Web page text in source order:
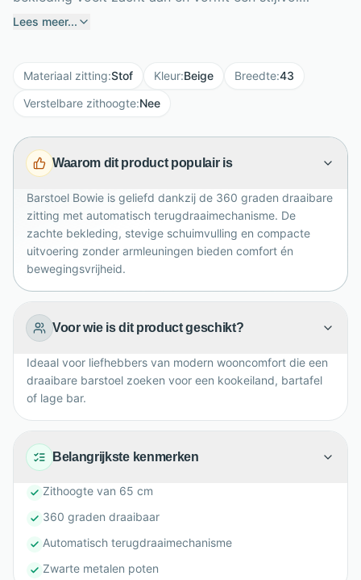
contrast met de zwarte metalen poten. Dankzij de
keert automatisch terug naar de uitgangspositie,
waardoor de opstelling netjes blijft. SG28 schuim
borrel of diner. De rugleuning verhoogt het zitcomfort,
terwijl het armloze ontwerp compact oogt. Met 43 x
comfort en modern design in één voor ieder interieur.
Lees meer...
Materiaal zitting:Stof Kleur:Beige Breedte:43
Verstelbare zithoogte:Nee
Waarom dit product populair is
Barstoel Bowie is geliefd dankzij de 360 graden draaibare
zitting met automatisch terugdraaimechanisme. De
zachte bekleding, stevige schuimvulling en compacte
uitvoering zonder armleuningen bieden comfort én
bewegingsvrijheid.
Voor wie is dit product geschikt?
Ideaal voor liefhebbers van modern wooncomfort die een
draaibare barstoel zoeken voor een kookeiland, bartafel
of lage bar.
Belangrijkste kenmerken
Zithoogte van 65 cm
360 graden draaibaar
Automatisch terugdraaimechanisme
Zwarte metalen poten